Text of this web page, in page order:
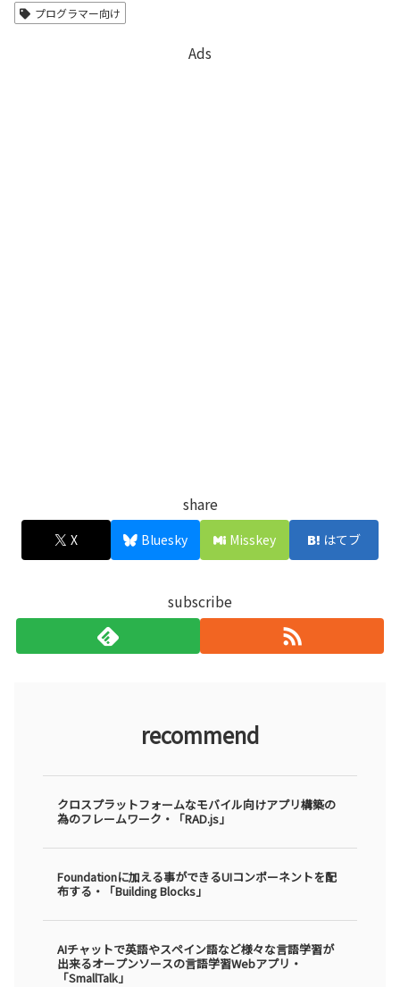
プログラマー向け
Ads
share
X Bluesky Misskey はてブ
subscribe
recommend
クロスプラットフォームなモバイル向けアプリ構築の
為のフレームワーク・「RAD.js」
Foundationに加える事ができるUIコンポーネントを配
布する・「Building Blocks」
AIチャットで英語やスペイン語など様々な言語学習が
出来るオープンソースの言語学習Webアプリ・
「SmallTalk」